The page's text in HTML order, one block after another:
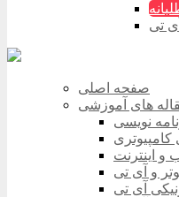
تی
صفحه اصلی
های آموزشی
نویسی
و اینترنت
و آی تی
آی تی